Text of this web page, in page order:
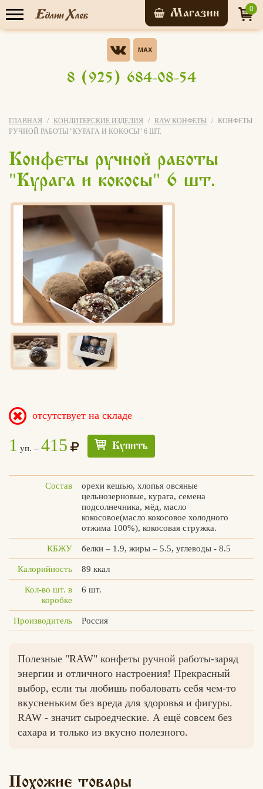
0
Прайс-лист
7 156 человек
Записаться на
мастер-класс
Хотели бы Вы участвовать в
бонусной системе ЭВО-
я не знаю что это за бонусная
система
Голосовать
8 (925) 684-08-54
ГЛАВНАЯ КОНДИТЕРСКИЕ ИЗДЕЛИЯ RAW КОНФЕТЫ
КОНФЕТЫ
РУЧНОЙ РАБОТЫ "КУРАГА И КОКОСЫ" 6 ШТ.
Конфеты ручной работы
"Курага и кокосы" 6 шт.
отсутствует на складе
1 уп. – 415 Купить
Состав
орехи кешью, хлопья овсяные
цельнозерновые, курага, семена
подсолнечника, мёд, масло
кокосовое(масло кокосовое холодного
отжима 100%), кокосовая стружка.
КБЖУ белки – 1.9, жиры – 5.5, углеводы - 8.5
Калорийность 89 ккал
Кол-во шт. в
коробке
6 шт.
Производитель Россия
Полезные "RAW" конфеты ручной работы-заряд
энергии и отличного настроения! Прекрасный
выбор, если ты любишь побаловать себя чем-то
вкусненьким без вреда для здоровья и фигуры.
RAW - значит сыроедческие. А ещё совсем без
сахара и только из вкусно полезного.
Похожие товары